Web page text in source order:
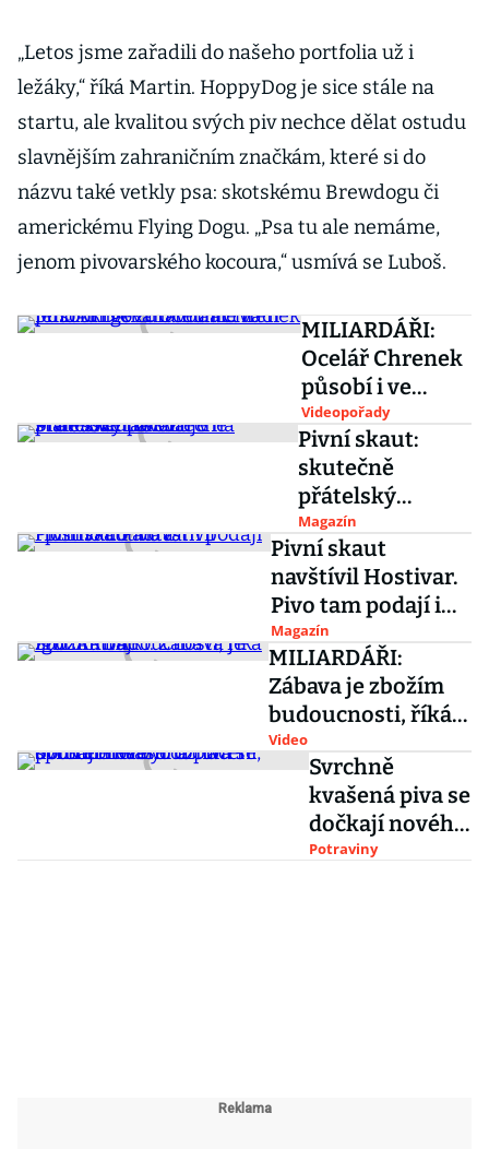
„Letos jsme zařadili do našeho portfolia už i
ležáky,“ říká Martin. HoppyDog je sice stále na
startu, ale kvalitou svých piv nechce dělat ostudu
slavnějším zahraničním značkám, které si do
názvu také vetkly psa: skotskému Brewdogu či
americkému Flying Dogu. „Psa tu ale nemáme,
jenom pivovarského kocoura,“ usmívá se Luboš.
MILIARDÁŘI:
Ocelář Chrenek
působí i ve
zdravotnictví.
Jeho fungování
mu ale vadí
Videopořady
Pivní skaut:
skutečně
přátelský
pivovar v
Malešově
navazuje na
staletou tradici
Magazín
Pivní skaut
navštívil Hostivar.
Pivo tam podají i
přímo do auta
Magazín
MILIARDÁŘI:
Zábava je zbožím
budoucnosti, říká
Igor Rattaj
Video
Svrchně
kvašená piva se
dočkají nového
označení,
Potraviny